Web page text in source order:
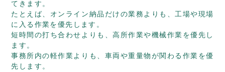
てきます。
たとえば、オンライン納品だけの業務よりも、工場や現場
に入る作業を優先します。
短時間の打ち合わせよりも、高所作業や機械作業を優先し
ます。
事務所内の軽作業よりも、車両や重量物が関わる作業を優
先します。